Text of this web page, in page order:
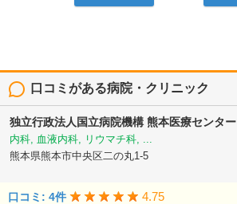
口コミがある病院・クリニック
独立行政法人国立病院機構熊本医療センター
内科, 血液内科, リウマチ科, ...
熊本県熊本市中央区二の丸1-5
口コミ: 4件 4.75